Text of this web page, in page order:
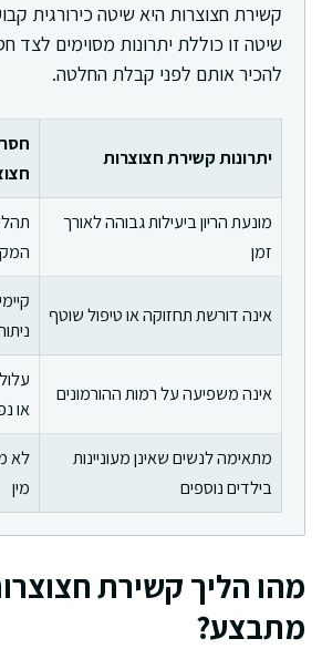
קשירת חצוצרות היא שיטה כירורגית
שיטה זו כוללת יתרונות מסוימים לצד
להכיר אותם לפני קבלת החלטה.
יתרונות קשירת חצוצרות
מונעת הריון ביעילות גבוהה לאורך
זמן
אינה דורשת תחזוקה או טיפול שוטף
אינה משפיעה על רמות ההורמונים
או
מתאימה לנשים שאינן מעוניינות
בילדים נוספים
לא
מין
מהו הליך קשירת
מתבצע?